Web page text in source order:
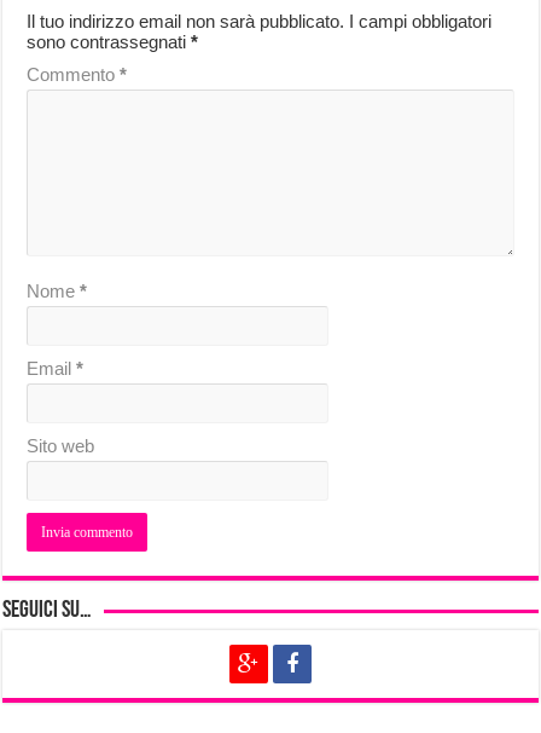
Il tuo indirizzo email non sarà pubblicato. I campi obbligatori
sono contrassegnati*
Commento*
Nome*
Email*
Sito web
Seguici su…